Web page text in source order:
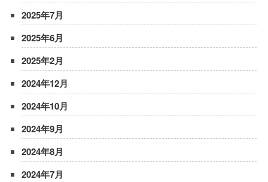
2025年7月
2025年6月
2025年2月
2024年12月
2024年10月
2024年9月
2024年8月
2024年7月